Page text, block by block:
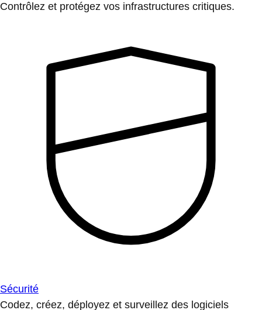
Contrôlez et protégez vos infrastructures critiques.
Sécurité
Codez, créez, déployez et surveillez des logiciels